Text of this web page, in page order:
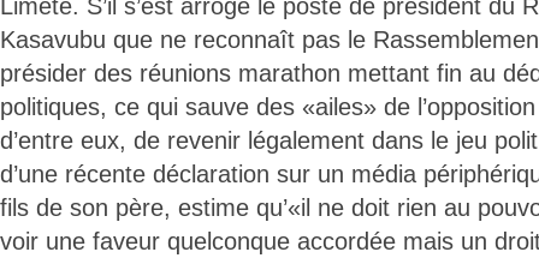
Limete. S’il s’est arrogé le poste de président du
Kasavubu que ne reconnaît pas le
présider des réunions marathon mettant fin au
politiques, ce qui sauve des «ailes» de
d’entre eux, de revenir légalement dans le jeu
d’une récente déclaration sur un média
fils de son père, estime qu’«il ne doit rien au
voir une faveur quelconque accordée mais un